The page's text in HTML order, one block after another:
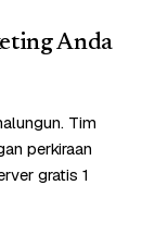
Anda
Tim
perkiraan
gratis 1